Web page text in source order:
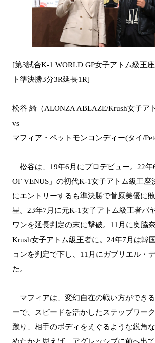
[第3試合K-1 WORLD GP女子アトム級王
ト準決勝3分3R延長1R]
松谷 綺（ALONZA ABLAZE/Krush女子ア
vs
マフィア・ペットモンコンディー(タイ/
松谷は、19年6月にプロデビュー。22年
OF VENUS」の初代K-1女子アトム級王座
にエントリーするも準決勝で菅原美優に
星。23年7月に元K-1女子アトム級王者パ
ワンを延長判定の末に撃破。11月に奥脇
Krush女子アトム級王者に。24年7月は韓
ョンを判定で下し、11月にガブリエル・
た。
マフィアは、変幻自在の戦い方ができ
ーで、スピードを活かしたステップワー
蹴り、相手のボディをえぐるような鋭角